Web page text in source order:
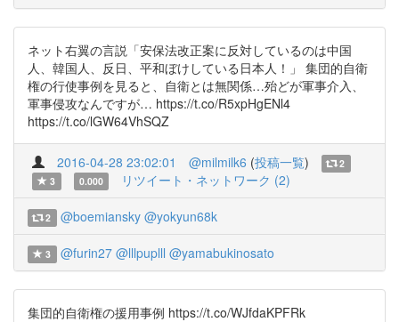
ネット右翼の言説「安保法改正案に反対しているのは中国
人、韓国人、反日、平和ぼけしている日本人！」 集団的自衛
権の行使事例を見ると、自衛とは無関係…殆どが軍事介入、
軍事侵攻なんですが… https://t.co/R5xpHgENl4
https://t.co/lGW64VhSQZ
2016-04-28 23:02:01 @milmilk6 (投稿一覧)
2
3
0.000 リツイート・ネットワーク (2)
2 @boemiansky @yokyun68k
3 @furin27 @lllpuplll @yamabukinosato
集団的自衛権の援用事例 https://t.co/WJfdaKPFRk